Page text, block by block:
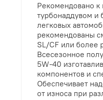
Рекомендовано к
турбонаддувом и
легковых
рекомендованы
SL/CF или более
Всесезонное
5W-40
компонентов и
Обеспечивает
от износа при